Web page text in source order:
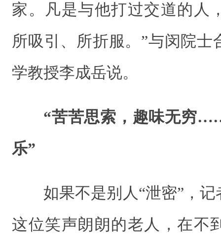
家。凡是与他打过交道的人
所吸引、所折服。”与闵院士
学教授李成岳说。
“苦苦思索，趣味无穷
乐”
如果不是别人“泄密”，
这位笑声朗朗的老人，在不